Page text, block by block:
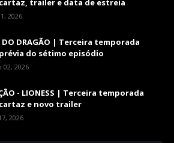
trailer e data de estreia
2026
DO DRAGÃO | Terceira temporada
do sétimo episódio
02, 2026
- LIONESS | Terceira temporada
e novo trailer
2026